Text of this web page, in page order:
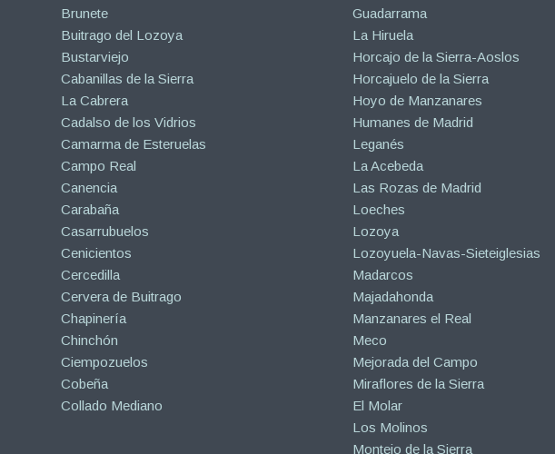
Brunete
Buitrago del Lozoya
Bustarviejo
Cabanillas de la Sierra
La Cabrera
Cadalso de los Vidrios
Camarma de Esteruelas
Campo Real
Canencia
Carabaña
Casarrubuelos
Cenicientos
Cercedilla
Cervera de Buitrago
Chapinería
Chinchón
Ciempozuelos
Cobeña
Collado Mediano
Guadarrama
La Hiruela
Horcajo de la Sierra-Aoslos
Horcajuelo de la Sierra
Hoyo de Manzanares
Humanes de Madrid
Leganés
La Acebeda
Las Rozas de Madrid
Loeches
Lozoya
Lozoyuela-Navas-Sieteiglesias
Madarcos
Majadahonda
Manzanares el Real
Meco
Mejorada del Campo
Miraflores de la Sierra
El Molar
Los Molinos
Montejo de la Sierra